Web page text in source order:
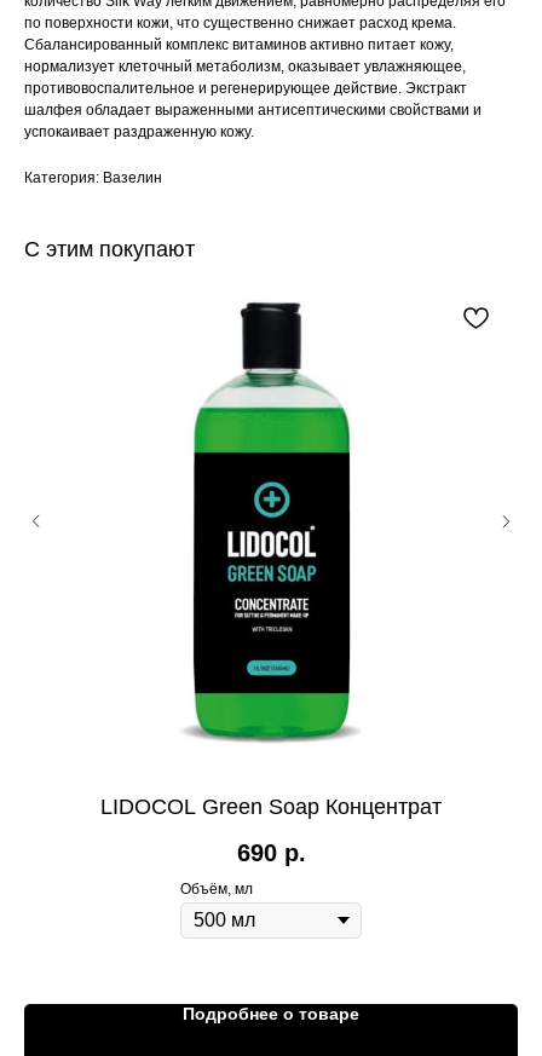
по поверхности кожи, что существенно снижает расход крема.
Сбалансированный комплекс витаминов активно питает кожу,
нормализует клеточный метаболизм, оказывает увлажняющее,
противовоспалительное и регенерирующее действие. Экстракт
шалфея обладает выраженными антисептическими свойствами и
успокаивает раздраженную кожу.
Категория: Вазелин
С этим покупают
LIDOCOL Green Soap Концентрат
690 р.
Объём, мл
Подробнее о товаре